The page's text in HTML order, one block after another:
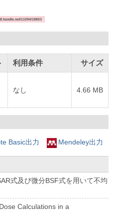
11094/18803
利用条件 サイズ
なし 4.66 MB
Basic出力 Mendeley出力
式及び微分BSF式を用いて不均
Calculations in a